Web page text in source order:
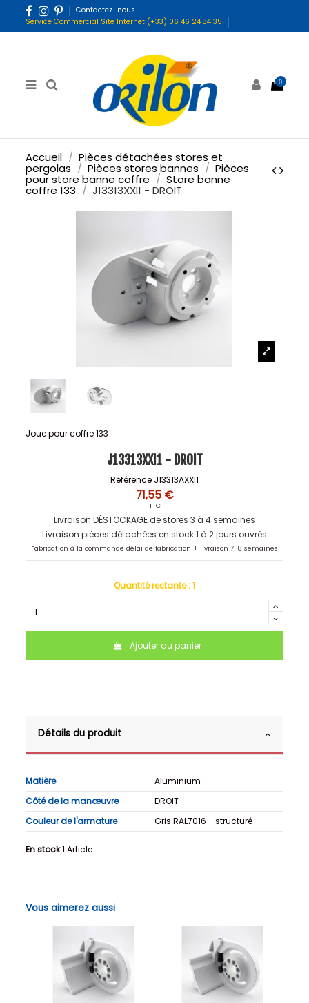
Contactez-nous
Service Commercial Site Internet (+33) 06 46 24 34 35
0
Accueil Pièces détachées stores et
pergolas Pièces stores bannes Pièces
pour store banne coffre Store banne
coffre 133 J13313XXI1 - DROIT
Joue pour coffre 133
J13313XXI1 - DROIT
Référence J13313AXXI1
71,55 €
TTC
Livraison DÉSTOCKAGE de stores 3 à 4 semaines
Livraison pièces détachées en stock 1 à 2 jours ouvrés
Fabrication à la commande délai de fabrication + livraison 7-8 semaines
Quantité restante :1
Ajouter au panier
Détails du produit
Matière
Aluminium
Côté de la manœuvre
DROIT
Couleur de l'armature
Gris RAL7016 - structuré
En stock1 Article
Vous aimerez aussi